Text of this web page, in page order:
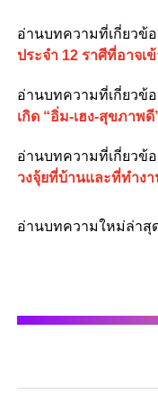
อ่านบทความที่เกี่ยวข้อ
ประจำ 12 ราศีที่อาจเ
อ่านบทความที่เกี่ยวข้อ
เกิด “อิ่ม-เฮง-สุขภาพดี
อ่านบทความที่เกี่ยวข้อ
วงจุ้ยที่บ้านและที่ทำงา
อ่านบทความใหม่ล่าสุ